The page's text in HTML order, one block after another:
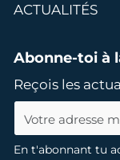
ACTUALITÉS
Abonne-toi à
Reçois les
En t'abonnant tu